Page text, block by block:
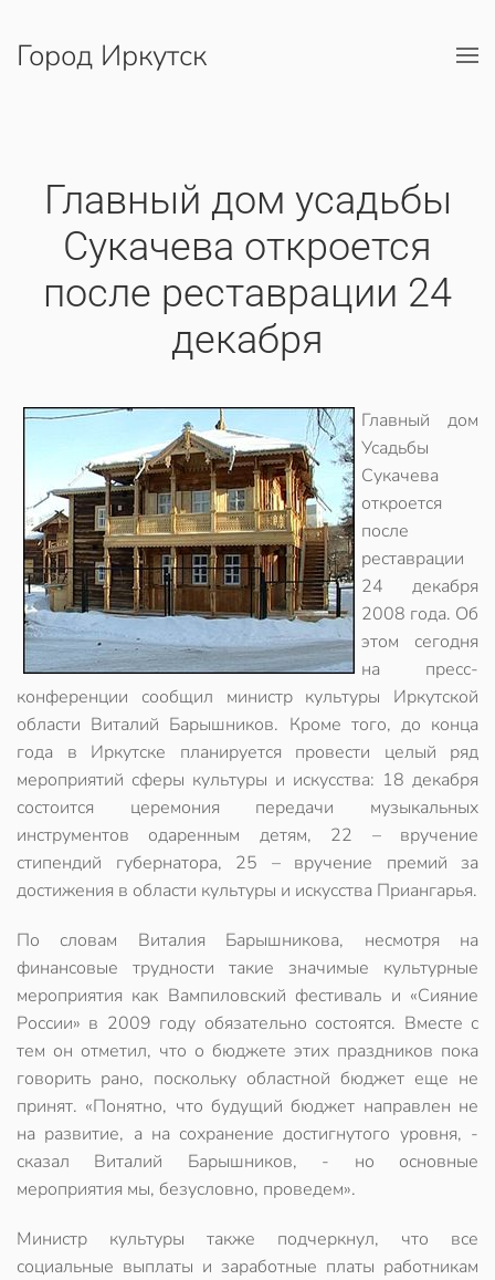
Перейти к содержимому
Город Иркутск
Главный дом усадьбы
Сукачева откроется
после реставрации 24
декабря
Главный дом
Усадьбы
Сукачева
откроется
после
реставрации
24 декабря
2008 года. Об
этом сегодня
на пресс-
конференции сообщил министр культуры Иркутской
области Виталий Барышников. Кроме того, до конца
года в Иркутске планируется провести целый ряд
мероприятий сферы культуры и искусства: 18 декабря
состоится церемония передачи музыкальных
инструментов одаренным детям, 22 – вручение
стипендий губернатора, 25 – вручение премий за
достижения в области культуры и искусства Приангарья.
По словам Виталия Барышникова, несмотря на
финансовые трудности такие значимые культурные
мероприятия как Вампиловский фестиваль и «Сияние
России» в 2009 году обязательно состоятся. Вместе с
тем он отметил, что о бюджете этих праздников пока
говорить рано, поскольку областной бюджет еще не
принят. «Понятно, что будущий бюджет направлен не
на развитие, а на сохранение достигнутого уровня, -
сказал Виталий Барышников, - но основные
мероприятия мы, безусловно, проведем».
Министр культуры также подчеркнул, что все
социальные выплаты и заработные платы работникам